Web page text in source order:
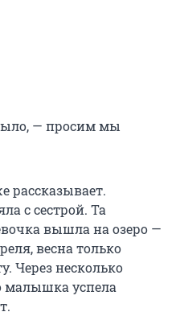
— просим мы
рассказывает.
с сестрой. Та
вышла на озеро —
весна только
Через несколько
малышка успела